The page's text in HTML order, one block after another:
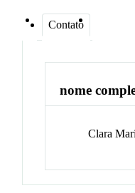
Contato
nome
Clara